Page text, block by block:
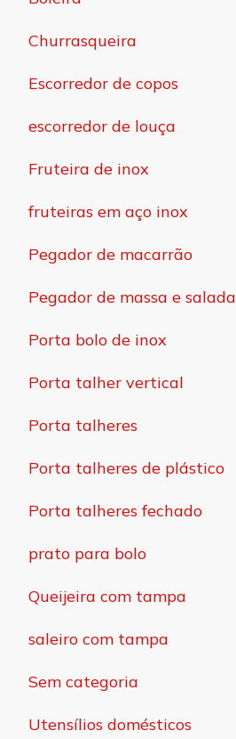
Churrasqueira
Escorredor de copos
escorredor de louça
Fruteira de inox
fruteiras em aço inox
Pegador de macarrão
Pegador de massa e salada
Porta bolo de inox
Porta talher vertical
Porta talheres
Porta talheres de plástico
Porta talheres fechado
prato para bolo
Queijeira com tampa
saleiro com tampa
Sem categoria
Utensílios domésticos